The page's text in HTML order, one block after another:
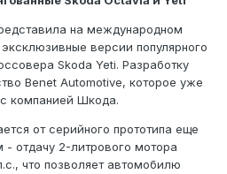
на международном
версии популярного
Skoda Yeti. Разработку
Benet Automotive, которое уже
с компанией Шкода.
от серийного прототипа еще
отдачу 2-литрового мотора
что позволяет автомобилю